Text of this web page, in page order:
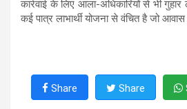
कार्रवाई के लिए आला-अधिकारियों से भी
कई पात्र लाभार्थी योजना से वंचित है जो
Share Share